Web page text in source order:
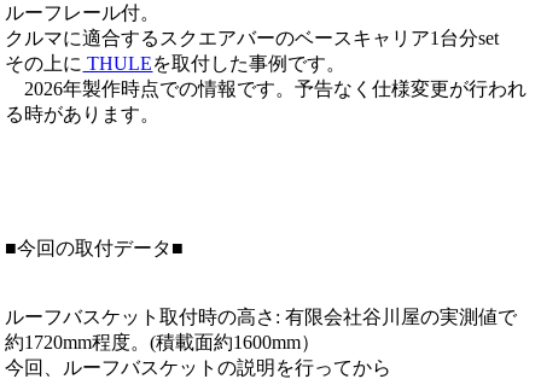
ルーフレール付。
クルマに適合するスクエアバーのベースキャリア1台分set
その上に THULEを取付した事例です。
2026年製作時点での情報です。予告なく仕様変更が行われ
る時があります。
■今回の取付データ■
ルーフバスケット取付時の高さ: 有限会社谷川屋の実測値で
約1720mm程度。(積載面約1600mm）
今回、ルーフバスケットの説明を行ってから